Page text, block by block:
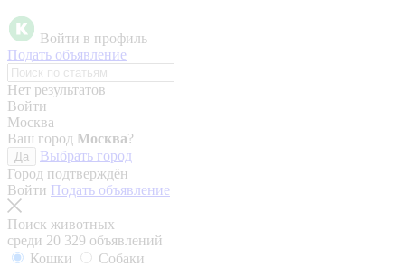
Войти в профиль
Подать объявление
Нет результатов
Войти
Москва
Ваш город Москва?
Да
Выбрать город
Город подтверждён
Войти Подать объявление
Поиск животных
среди 20 329 объявлений
Кошки
Собаки